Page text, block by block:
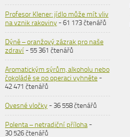
Profesor Klener: jídlo může mít vliv
na vznik rakoviny- 61 173 čtenářů
Dýně – oranžový zázrak pro naše
zdraví- 55 361 čtenářů
Aromatickým sýrům, alkoholu nebo
čokoládě se po operaci vyhněte-
42 471 čtenářů
Ovesné vločky- 36 558 čtenářů
Polenta – netradiční příloha-
30 526 čtenářů